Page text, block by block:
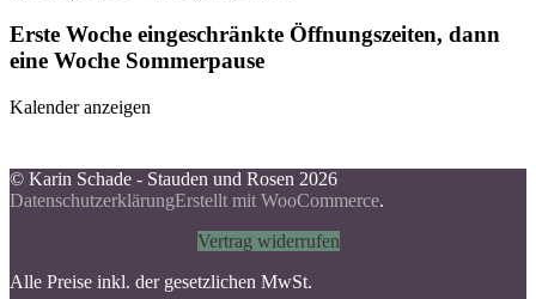
Erste Woche eingeschränkte Öffnungszeiten, dann
eine Woche Sommerpause
Kalender anzeigen
© Karin Schade - Stauden und Rosen 2026
DatenschutzerklärungErstellt mit WooCommerce.
Vertrag widerrufen
Alle Preise inkl. der gesetzlichen MwSt.